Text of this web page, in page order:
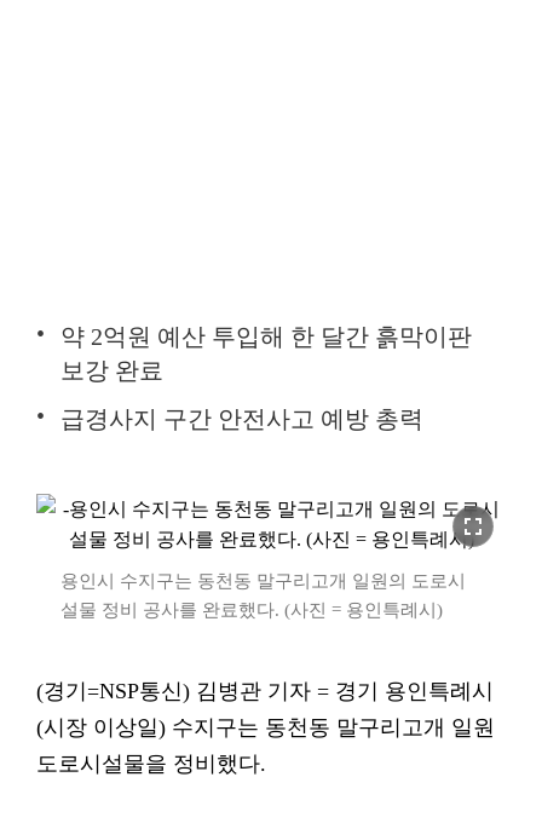
약 2억원 예산 투입해 한 달간 흙막이판
보강 완료
급경사지 구간 안전사고 예방 총력
fullscreen
용인시 수지구는 동천동 말구리고개 일원의 도로시
설물 정비 공사를 완료했다. (사진 = 용인특례시)
(경기=NSP통신) 김병관 기자 = 경기 용인특례시
(시장 이상일) 수지구는 동천동 말구리고개 일원
도로시설물을 정비했다.